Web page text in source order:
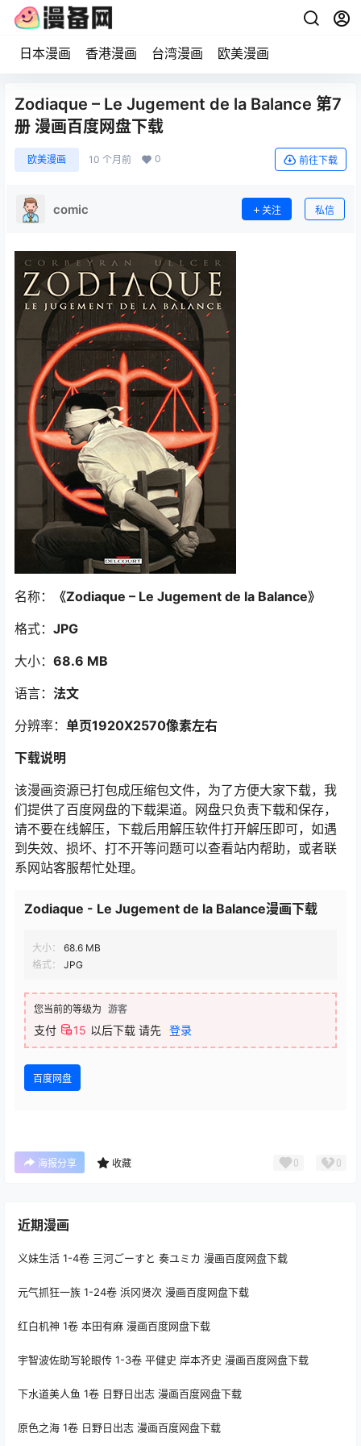
日本漫画 香港漫画 台湾漫画 欧美漫画
Zodiaque – Le Jugement de la Balance 第7
册 漫画百度网盘下载
欧美漫画 10 个月前 0 前往下载
comic 关注 私信
名称： 《Zodiaque – Le Jugement de la Balance》
格式： JPG
大小： 68.6 MB
语言： 法文
分辨率： 单页1920X2570像素左右
下载说明
该漫画资源已打包成压缩包文件，为了方便大家下载，我
们提供了百度网盘的下载渠道。网盘只负责下载和保存，
请不要在线解压，下载后用解压软件打开解压即可，如遇
到失效、损坏、打不开等问题可以查看站内帮助，或者联
系网站客服帮忙处理。
Zodiaque - Le Jugement de la Balance漫画下载
大小：
68.6 MB
格式：
JPG
您当前的等级为 游客
支付 15 以后下载 请先 登录
百度网盘
海报分享 收藏 0 0
近期漫画
义妹生活 1-4卷 三河ごーすと 奏ユミカ 漫画百度网盘下载
元气抓狂一族 1-24卷 浜冈贤次 漫画百度网盘下载
红白机神 1卷 本田有麻 漫画百度网盘下载
宇智波佐助写轮眼传 1-3卷 平健史 岸本齐史 漫画百度网盘下载
下水道美人鱼 1卷 日野日出志 漫画百度网盘下载
原色之海 1卷 日野日出志 漫画百度网盘下载